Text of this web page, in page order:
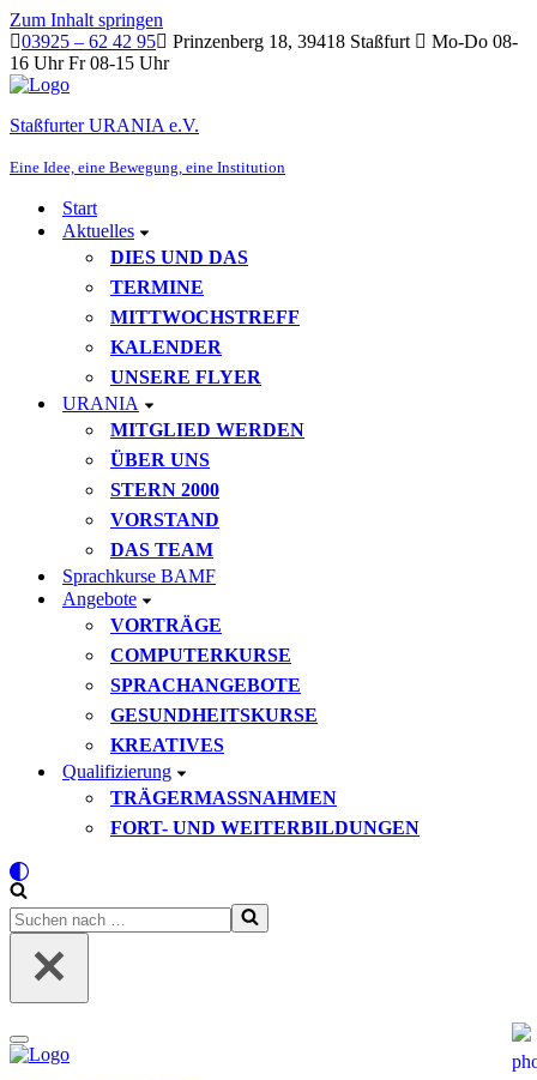
Zum Inhalt springen
03925 – 62 42 95
Prinzenberg 18, 39418 Staßfurt
Mo-Do 08-
16 Uhr Fr 08-15 Uhr
Staßfurter URANIA e.V.
Eine Idee, eine Bewegung, eine Institution
Start
Aktuelles
DIES UND DAS
TERMINE
MITTWOCHSTREFF
KALENDER
UNSERE FLYER
URANIA
MITGLIED WERDEN
ÜBER UNS
STERN 2000
VORSTAND
DAS TEAM
Sprachkurse BAMF
Angebote
VORTRÄGE
COMPUTERKURSE
SPRACHANGEBOTE
GESUNDHEITSKURSE
KREATIVES
Qualifizierung
TRÄGERMASSNAHMEN
FORT- UND WEITERBILDUNGEN
Suchen
nach …
Navigationsmenü